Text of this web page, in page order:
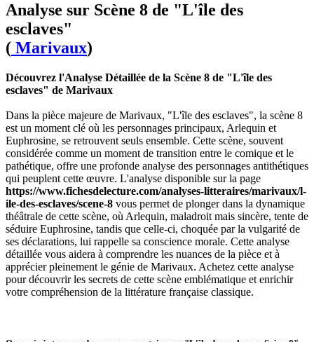
Analyse sur Scène 8 de "L'île des
esclaves"
( Marivaux)
Découvrez l'Analyse Détaillée de la Scène 8 de "L'île des
esclaves" de Marivaux
Dans la pièce majeure de Marivaux, "L'île des esclaves", la scène 8
est un moment clé où les personnages principaux, Arlequin et
Euphrosine, se retrouvent seuls ensemble. Cette scène, souvent
considérée comme un moment de transition entre le comique et le
pathétique, offre une profonde analyse des personnages antithétiques
qui peuplent cette œuvre. L'analyse disponible sur la page
https://www.fichesdelecture.com/analyses-litteraires/marivaux/l-
ile-des-esclaves/scene-8 vous permet de plonger dans la dynamique
théâtrale de cette scène, où Arlequin, maladroit mais sincère, tente de
séduire Euphrosine, tandis que celle-ci, choquée par la vulgarité de
ses déclarations, lui rappelle sa conscience morale. Cette analyse
détaillée vous aidera à comprendre les nuances de la pièce et à
apprécier pleinement le génie de Marivaux. Achetez cette analyse
pour découvrir les secrets de cette scène emblématique et enrichir
votre compréhension de la littérature française classique.